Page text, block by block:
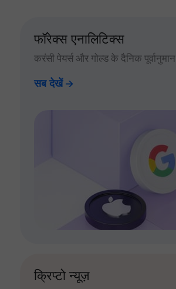
फॉरेक्स एनालिटिक्स
करंसी पेयर्स और गोल्ड के दैनिक पूर्वानुमान
सब देखें
क्रिप्टो न्यूज़